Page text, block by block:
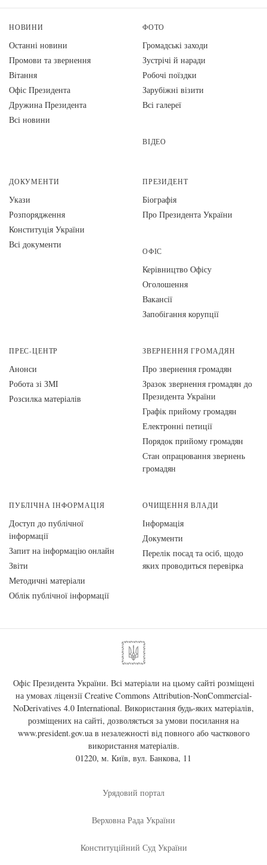
НОВИНИ
Останні новини
Промови та звернення
Вiтання
Офіс Президента
Дружина Президента
Всі новини
ФОТО
Громадські заходи
Зустрічі й наради
Робочі поїздки
Зарубіжні візити
Всі галереї
ВІДЕО
ДОКУМЕНТИ
Укази
Розпорядження
Конституція України
Всі документи
ПРЕЗИДЕНТ
Біографія
Про Президента України
ОФІС
Керівництво Офісу
Оголошення
Вакансії
Запобігання корупції
ПРЕС-ЦЕНТР
Анонси
Робота зі ЗМІ
Розсилка матеріалів
ЗВЕРНЕННЯ ГРОМАДЯН
Про звернення громадян
Зразок звернення громадян до
Президента України
Графік прийому громадян
Електронні петиції
Порядок прийому громадян
Стан опрацювання звернень
громадян
ПУБЛІЧНА ІНФОРМАЦІЯ
Доступ до публічної
інформації
Запит на інформацію онлайн
Звіти
Методичні матеріали
Облік публічної інформації
ОЧИЩЕННЯ ВЛАДИ
Інформація
Документи
Перелік посад та осіб, щодо
яких проводиться перевірка
Офіс Президента України. Всі матеріали на цьому сайті розміщені
на умовах ліцензії Creative Commons Attribution-NonCommercial-
NoDerivatives 4.0 International. Використання будь-яких матеріалів,
розміщених на сайті, дозволяється за умови посилання на
www.president.gov.uaв незалежності від повного або часткового
використання матеріалів.
01220, м. Київ, вул. Банкова, 11
Урядовий портал
Верховна Рада України
Конституційний Суд України